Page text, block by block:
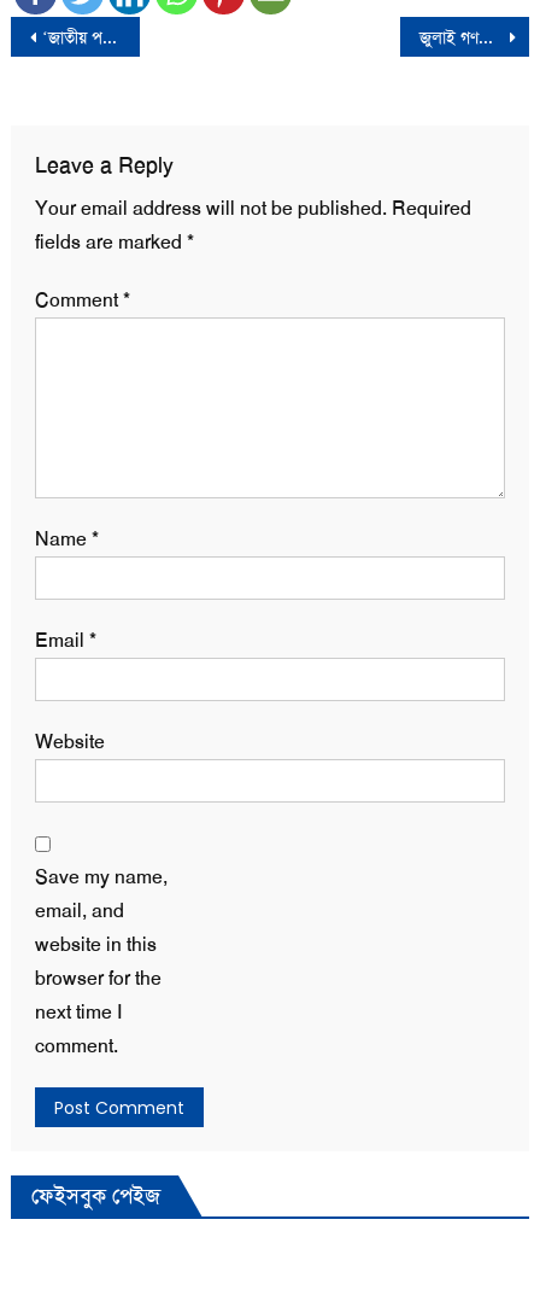
Post
‘জাতীয় পরিচয় নিবন্ধন আইন, ২০২৩’ বাতিল জুলাই গণঅভ্যুত্থানের ঘোষণাপত্র; বৈঠক শেষে যা বললেন আইন উপদেষ্টা
Leave a Reply
Your email address will not be published. Required
fields are marked *
Comment*
Name*
Email *
Website
Save my name,
email, and
website in this
browser for the
next time I
comment.
ফেইসবুক পেইজ